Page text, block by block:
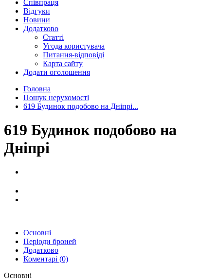
Співпраця
Відгуки
Новини
Додатково
Статті
Угода користувача
Питання-відповіді
Карта сайту
Додати оголошення
Головна
Пошук нерухомості
619 Будинок подобово на Дніпрі...
619 Будинок подобово на
Дніпрі
Основні
Періоди броней
Додатково
Коментарі (0)
Основні